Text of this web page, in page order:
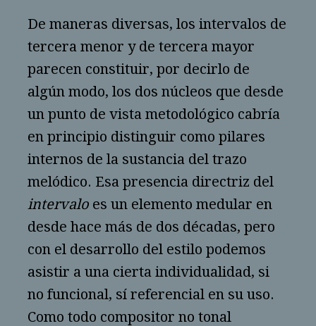
De maneras diversas, los intervalos de
tercera menor y de tercera mayor
parecen constituir, por decirlo de
algún modo, los dos núcleos que desde
un punto de vista metodológico cabría
en principio distinguir como pilares
internos de la sustancia del trazo
melódico. Esa presencia directriz del
intervalo es un elemento medular en
desde hace más de dos décadas, pero
con el desarrollo del estilo podemos
asistir a una cierta individualidad, si
no funcional, sí referencial en su uso.
Como todo compositor no tonal